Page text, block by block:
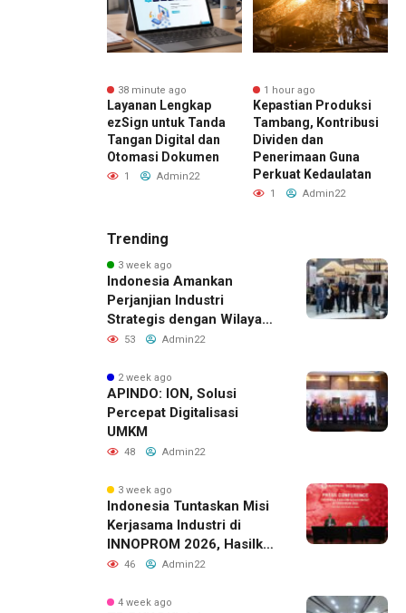
38 minute ago
Layanan Lengkap
ezSign untuk Tanda
Tangan Digital dan
Otomasi Dokumen
1 Admin22
1 hour ago
Kepastian Produksi
Tambang, Kontribusi
Dividen dan
Penerimaan Guna
Perkuat Kedaulatan
1 Admin22
Trending
3 week ago
Indonesia Amankan
Perjanjian Industri
Strategis dengan Wilayah
Sverdlovsk, Rusia untuk
53 Admin22
2 week ago
APINDO: ION, Solusi
Percepat Digitalisasi
UMKM
48 Admin22
3 week ago
Indonesia Tuntaskan Misi
Kerjasama Industri di
INNOPROM 2026, Hasilkan
Belasan Kerja Sama
46 Admin22
4 week ago